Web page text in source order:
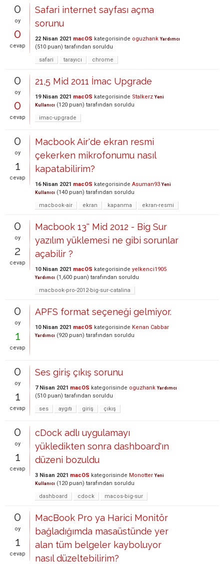
0
oy
0
cevap
Safari internet sayfası açma
sorunu
22 Nisan 2021 macOS kategorisinde oguzhank Yardımcı
(510 puan) tarafından soruldu
safari
tarayıcı chrome
0
oy
0
cevap
21,5 Mid 2011 İmac Upgrade
19 Nisan 2021 macOS kategorisinde Stalkerz Yeni
Kullanıcı (120 puan) tarafından soruldu
imac-upgrade
0
oy
1
cevap
Macbook Air'de ekran resmi
çekerken mikrofonumu nasıl
kapatabilirim?
16 Nisan 2021 macOS kategorisinde Asuman93 Yeni
Kullanıcı (140 puan) tarafından soruldu
macbook-air
ekran kapanma ekran-resmi
0
oy
2
cevap
Macbook 13'' Mid 2012 - Big Sur
yazılım yüklemesi ne gibi sorunlar
açabilir ?
10 Nisan 2021 macOS kategorisinde yelkenci1905
Yardımcı (1,600 puan) tarafından soruldu
macbook-pro-2012-big-sur-catalina
0
oy
1
cevap
APFS format seçeneği gelmiyor.
10 Nisan 2021 macOS kategorisinde Kenan Cabbar
Yardımcı (920 puan) tarafından soruldu
0
oy
1
cevap
Ses giriş çıkış sorunu
7 Nisan 2021 macOS kategorisinde oguzhank Yardımcı
(510 puan) tarafından soruldu
ses
aygıtı giriş çıkış
0
oy
1
cevap
cDock adlı uygulamayı
yükledikten sonra dashboard'ın
düzeni bozuldu
3 Nisan 2021 macOS kategorisinde Monotter Yeni
Kullanıcı (120 puan) tarafından soruldu
dashboard
cdock macos-big-sur
0
oy
1
cevap
MacBook Pro ya Harici Monitör
bağladığımda masaüstünde yer
alan tüm belgeler kayboluyor
nasıl düzeltebilirim?